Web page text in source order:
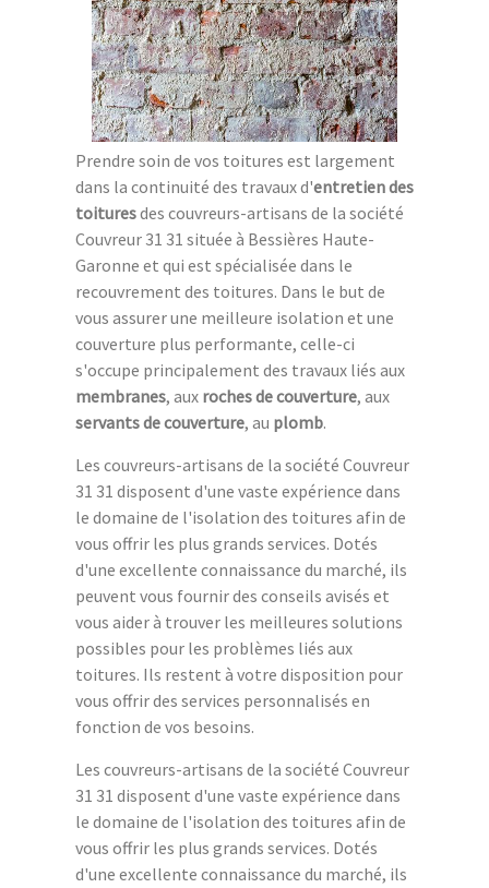
Prendre soin de vos toitures est largement
dans la continuité des travaux d'entretien des
toituresdes couvreurs-artisans de la société
Couvreur 31 31 située à Bessières Haute-
Garonne et qui est spécialisée dans le
recouvrement des toitures. Dans le but de
vous assurer une meilleure isolation et une
couverture plus performante, celle-ci
s'occupe principalement des travaux liés aux
membranes, aux roches de couverture, aux
servants de couverture, au plomb.
Les couvreurs-artisans de la société Couvreur
31 31 disposent d'une vaste expérience dans
le domaine de l'isolation des toitures afin de
vous offrir les plus grands services. Dotés
d'une excellente connaissance du marché, ils
peuvent vous fournir des conseils avisés et
vous aider à trouver les meilleures solutions
possibles pour les problèmes liés aux
toitures. Ils restent à votre disposition pour
vous offrir des services personnalisés en
fonction de vos besoins.
Les couvreurs-artisans de la société Couvreur
31 31 disposent d'une vaste expérience dans
le domaine de l'isolation des toitures afin de
vous offrir les plus grands services. Dotés
d'une excellente connaissance du marché, ils